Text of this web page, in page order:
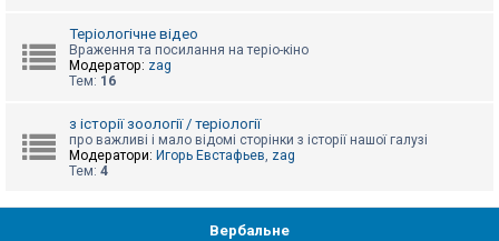
Теріологічне відео
Враження та посилання на теріо-кіно
Модератор: zag
Тем: 16
з історії зоології / теріології
про важливі і мало відомі сторінки з історії нашої галузі
Модератори: Игорь Евстафьев, zag
Тем: 4
Вербальне